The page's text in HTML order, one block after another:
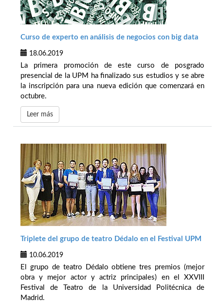
Curso de experto en análisis de negocios con big data
18.06.2019
La primera promoción de este curso de posgrado
presencial de la UPM ha finalizado sus estudios y se abre
la inscripción para una nueva edición que comenzará en
octubre.
Leer más
Triplete del grupo de teatro Dédalo en el Festival UPM
10.06.2019
El grupo de teatro Dédalo obtiene tres premios (mejor
obra y mejor actor y actriz principales) en el XXVIII
Festival de Teatro de la Universidad Politécnica de
Madrid.